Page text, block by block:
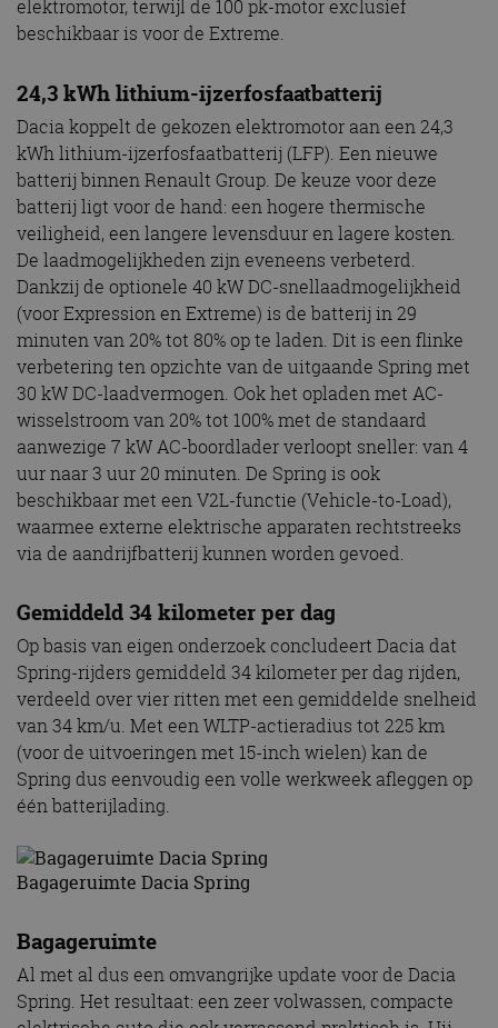
elektromotor, terwijl de 100 pk-motor exclusief
beschikbaar is voor de Extreme.
24,3 kWh lithium-ijzerfosfaatbatterij
Dacia koppelt de gekozen elektromotor aan een 24,3
kWh lithium-ijzerfosfaatbatterij (LFP). Een nieuwe
batterij binnen Renault Group. De keuze voor deze
batterij ligt voor de hand: een hogere thermische
veiligheid, een langere levensduur en lagere kosten.
De laadmogelijkheden zijn eveneens verbeterd.
Dankzij de optionele 40 kW DC-snellaadmogelijkheid
(voor Expression en Extreme) is de batterij in 29
minuten van 20% tot 80% op te laden. Dit is een flinke
verbetering ten opzichte van de uitgaande Spring met
30 kW DC-laadvermogen. Ook het opladen met AC-
wisselstroom van 20% tot 100% met de standaard
aanwezige 7 kW AC-boordlader verloopt sneller: van 4
uur naar 3 uur 20 minuten. De Spring is ook
beschikbaar met een V2L-functie (Vehicle-to-Load),
waarmee externe elektrische apparaten rechtstreeks
via de aandrijfbatterij kunnen worden gevoed.
Gemiddeld 34 kilometer per dag
Op basis van eigen onderzoek concludeert Dacia dat
Spring-rijders gemiddeld 34 kilometer per dag rijden,
verdeeld over vier ritten met een gemiddelde snelheid
van 34 km/u. Met een WLTP-actieradius tot 225 km
(voor de uitvoeringen met 15-inch wielen) kan de
Spring dus eenvoudig een volle werkweek afleggen op
één batterijlading.
Bagageruimte Dacia Spring
Bagageruimte
Al met al dus een omvangrijke update voor de Dacia
Spring. Het resultaat: een zeer volwassen, compacte